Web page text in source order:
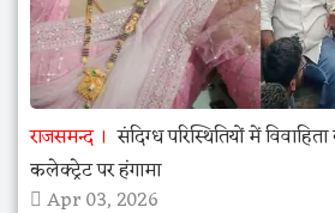
राजसमन्द
संदिग्ध परिस्थितियों में
कलेक्ट्रेट पर हंगामा
Apr 03, 2026